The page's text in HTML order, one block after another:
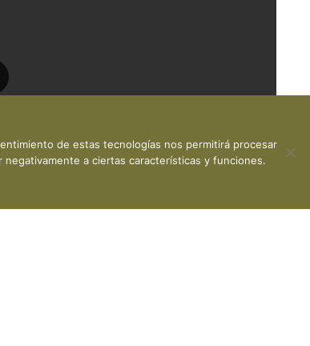
de estas tecnologías nos permitirá procesar
a ciertas características y funciones.